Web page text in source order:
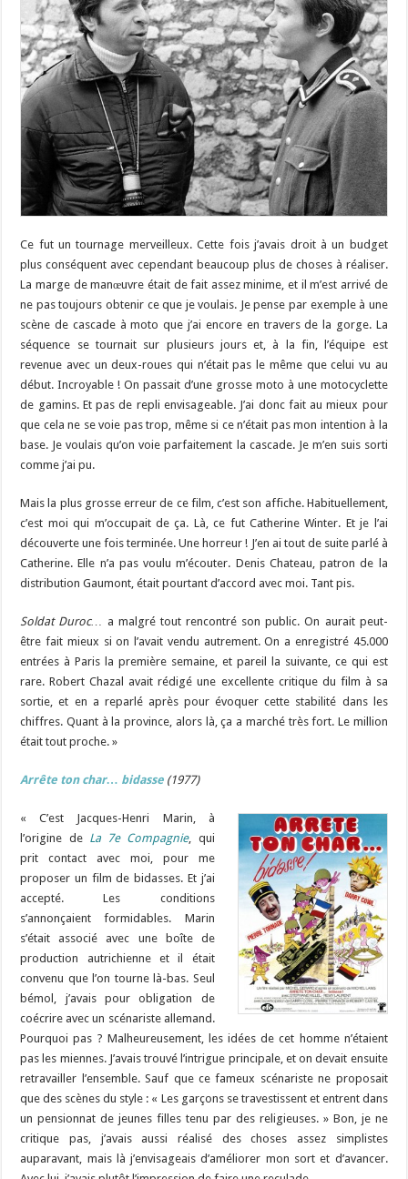
Ce fut un tournage merveilleux. Cette fois j’avais droit à un budget
plus conséquent avec cependant beaucoup plus de choses à réaliser.
La marge de manœuvre était de fait assez minime, et il m’est arrivé de
ne pas toujours obtenir ce que je voulais. Je pense par exemple à une
scène de cascade à moto que j’ai encore en travers de la gorge. La
séquence se tournait sur plusieurs jours et, à la fin, l’équipe est
revenue avec un deux-roues qui n’était pas le même que celui vu au
début. Incroyable ! On passait d’une grosse moto à une motocyclette
de gamins. Et pas de repli envisageable. J’ai donc fait au mieux pour
que cela ne se voie pas trop, même si ce n’était pas mon intention à la
base. Je voulais qu’on voie parfaitement la cascade. Je m’en suis sorti
comme j’ai pu.
Mais la plus grosse erreur de ce film, c’est son affiche. Habituellement,
c’est moi qui m’occupait de ça. Là, ce fut Catherine Winter. Et je l’ai
découverte une fois terminée. Une horreur ! J’en ai tout de suite parlé à
Catherine. Elle n’a pas voulu m’écouter. Denis Chateau, patron de la
distribution Gaumont, était pourtant d’accord avec moi. Tant pis.
Soldat Duroc… a malgré tout rencontré son public. On aurait peut-
être fait mieux si on l’avait vendu autrement. On a enregistré 45.000
entrées à Paris la première semaine, et pareil la suivante, ce qui est
rare. Robert Chazal avait rédigé une excellente critique du film à sa
sortie, et en a reparlé après pour évoquer cette stabilité dans les
chiffres. Quant à la province, alors là, ça a marché très fort. Le million
était tout proche. »
Arrête ton char… bidasse (1977)
« C’est Jacques-Henri Marin, à
l’origine de La 7e Compagnie, qui
prit contact avec moi, pour me
proposer un film de bidasses. Et j’ai
accepté. Les conditions
s’annonçaient formidables. Marin
s’était associé avec une boîte de
production autrichienne et il était
convenu que l’on tourne là-bas. Seul
bémol, j’avais pour obligation de
coécrire avec un scénariste allemand.
Pourquoi pas ? Malheureusement, les idées de cet homme n’étaient
pas les miennes. J’avais trouvé l’intrigue principale, et on devait ensuite
retravailler l’ensemble. Sauf que ce fameux scénariste ne proposait
que des scènes du style : « Les garçons se travestissent et entrent dans
un pensionnat de jeunes filles tenu par des religieuses. » Bon, je ne
critique pas, j’avais aussi réalisé des choses assez simplistes
auparavant, mais là j’envisageais d’améliorer mon sort et d’avancer.